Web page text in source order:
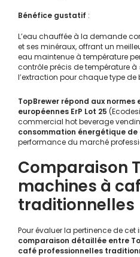
Bénéfice gustatif :
L’eau chauffée à la demande
et ses minéraux, offrant un
eau maintenue à température
contrôle précis de température à
l’extraction pour chaque type de
TopBrewer répond aux
européennes ErP Lot 25
commercial hot beverage
consommation énergétique de
performance du marché
Comparaison
machines à
traditionnelles
Pour évaluer la pertinence de
comparaison détaillée entre
café professionnelles